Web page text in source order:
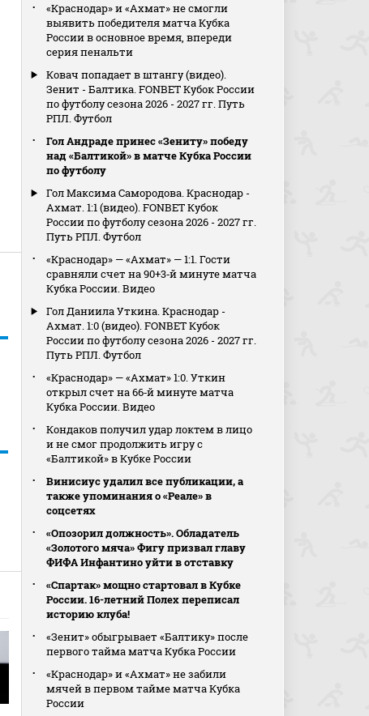
«Краснодар» и «Ахмат» не смогли
выявить победителя матча Кубка
России в основное время, впереди
серия пенальти
Ковач попадает в штангу (видео).
Зенит - Балтика. FONBET Кубок России
по футболу сезона 2026 - 2027 гг. Путь
РПЛ. Футбол
Гол Андраде принес «Зениту» победу
над «Балтикой» в матче Кубка России
по футболу
Гол Максима Самородова. Краснодар -
Ахмат. 1:1 (видео). FONBET Кубок
России по футболу сезона 2026 - 2027 гг.
Путь РПЛ. Футбол
«Краснодар» — «Ахмат» — 1:1. Гости
сравняли счет на 90+3‑й минуте матча
Кубка России. Видео
Гол Даниила Уткина. Краснодар -
Ахмат. 1:0 (видео). FONBET Кубок
России по футболу сезона 2026 - 2027 гг.
Путь РПЛ. Футбол
«Краснодар» — «Ахмат» 1:0. Уткин
открыл счет на 66‑й минуте матча
Кубка России. Видео
Кондаков получил удар локтем в лицо
и не смог продолжить игру с
«Балтикой» в Кубке России
Винисиус удалил все публикации, а
также упоминания о «Реале» в
соцсетях
«Опозорил должность». Обладатель
«Золотого мяча» Фигу призвал главу
ФИФА Инфантино уйти в отставку
«Спартак» мощно стартовал в Кубке
России. 16-летний Полех переписал
историю клуба!
«Зенит» обыгрывает «Балтику» после
первого тайма матча Кубка России
«Краснодар» и «Ахмат» не забили
мячей в первом тайме матча Кубка
России